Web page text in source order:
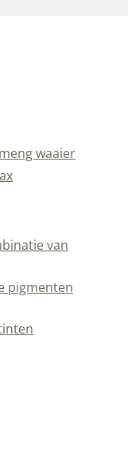
waaier
van
pigmenten